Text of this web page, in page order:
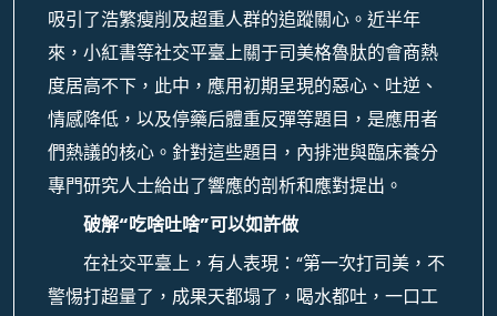
吸引了浩繁瘦削及超重人群的追蹤關心。近半年
來，小紅書等社交平臺上關于司美格魯肽的會商熱
度居高不下，此中，應用初期呈現的惡心、吐逆、
情感降低，以及停藥后體重反彈等題目，是應用者
們熱議的核心。針對這些題目，內排泄與臨床養分
專門研究人士給出了響應的剖析和應對提出。
破解“吃啥吐啥”可以如許做
在社交平臺上，有人表現：“第一次打司美，不
警惕打超量了，成果天都塌了，喝水都吐，一口工